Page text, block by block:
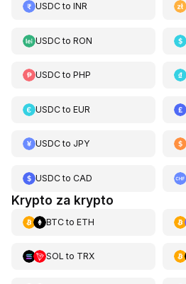
USDCto INR
USDCto RON
USDCto PHP
USDCto EUR
USDCto JPY
USDCto CAD
Krypto za krypto
BTCto ETH
SOL to TRX